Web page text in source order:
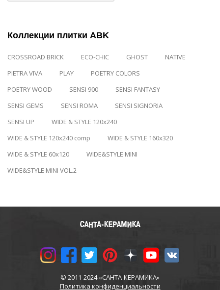
Коллекции плитки ABK
CROSSROAD BRICK ECO-CHIC GHOST
NATIVE
PIETRA VIVA
PLAY
POETRY COLORS
POETRY WOOD
SENSI 900
SENSI FANTASY
SENSI GEMS
SENSI ROMA
SENSI SIGNORIA
SENSI UP
WIDE & STYLE 120x240
WIDE & STYLE 120x240 comp
WIDE & STYLE 160x320
WIDE & STYLE 60x120
WIDE&STYLE MINI
WIDE&STYLE MINI VOL.2
© 2011-2024 «САНТА-КЕРАМИКА»
Политика конфиденциальности